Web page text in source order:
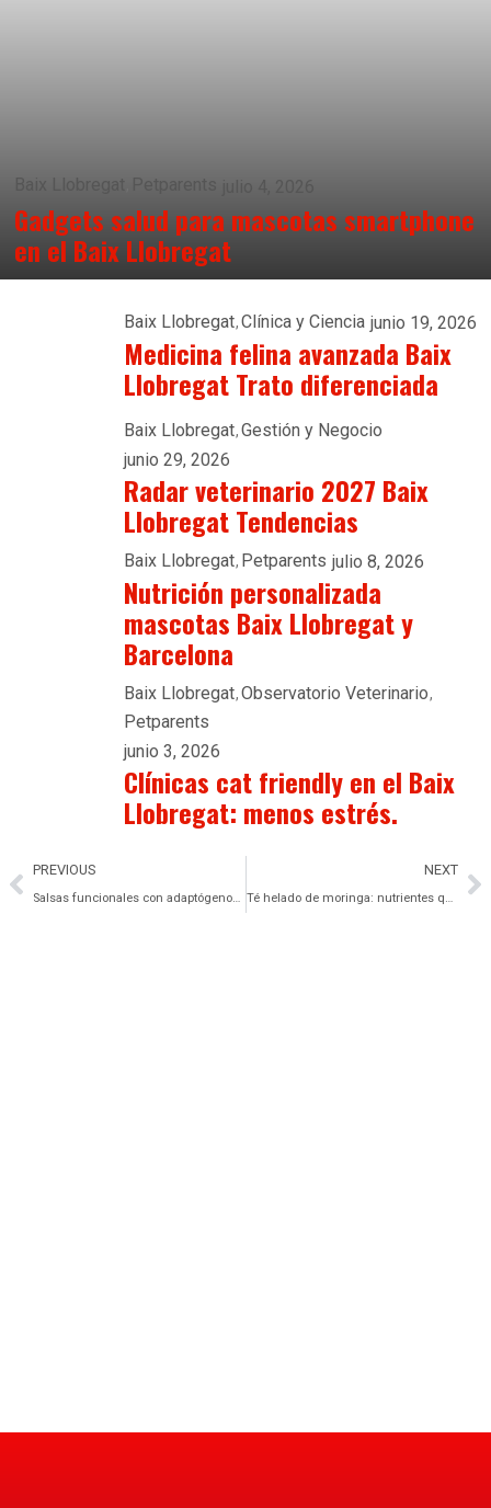
Baix Llobregat Petparents julio 4, 2026
Gadgets salud para mascotas smartphone
en el Baix Llobregat
Baix Llobregat Clínica y Ciencia junio 19, 2026
Medicina felina avanzada Baix
Llobregat Trato diferenciada
Baix Llobregat Gestión y Negocio
junio 29, 2026
Radar veterinario 2027 Baix
Llobregat Tendencias
Baix Llobregat Petparents julio 8, 2026
Nutrición personalizada
mascotas Baix Llobregat y
Barcelona
Baix Llobregat Observatorio Veterinario
Petparents
junio 3, 2026
Clínicas cat friendly en el Baix
Llobregat: menos estrés.
PREVIOUS
Salsas funcionales con adaptógenos (reishi, ashwagandha) — sabor y bienestar.
NEXT
Té helado de moringa: nutrientes que inspiran desde Mauricio